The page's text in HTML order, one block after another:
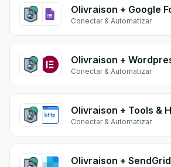
Conectar & Automatizar
Olivraison +
Conectar & Automatizar
Olivraison + Tools &
Conectar & Automatizar
Olivraison + SendGrid